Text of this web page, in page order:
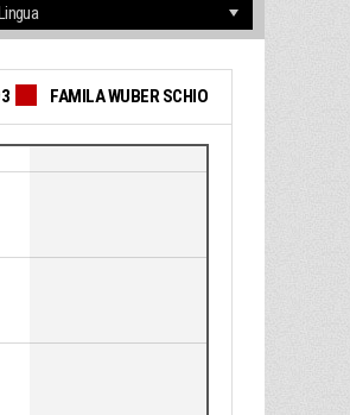
FAMILA WUBER SCHIO